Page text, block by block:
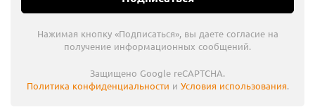
Нажимая кнопку «Подписаться», вы даете согласие на
получение информационных сообщений.
Защищено Google reCAPTCHA.
Политика конфиденциальности и Условия использования.